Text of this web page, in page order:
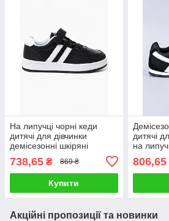
На липучці чорні кеди
дитячі для дівчинки
демісезонні шкіряні
738,65 ₴ 869 ₴
Купити
дитячі
на
806,65
Акційні пропозиції та новинки